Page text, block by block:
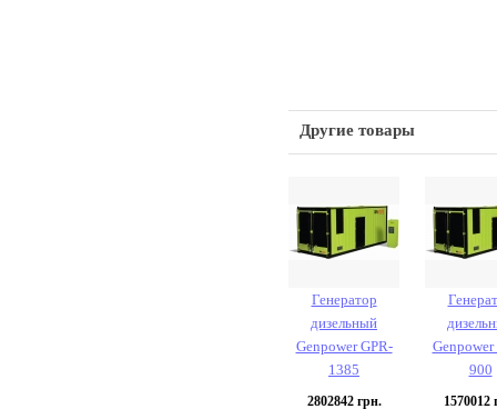
Другие товары
Генератор
дизельный
Genpower GPR-
1385
2802842грн.
Genpower
900
1570012